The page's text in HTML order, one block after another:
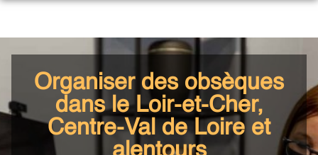
Aller
contenu
ORGANISER DES OBSÈQUES
DÉMARCHES POST OBSÈQUES
SERVICES AUX FAMILLES AVANT/APRÈS
PRÉVOYANCE
PRÉVOIR SES OBSÈQUES
DEMANDE DE DEVIS PRÉVOYANCE
MARBRERIE
MONUMENTS FUNÉRAIRES
NOS AGENCES
ESPACES HOMMAGES
Organiser des obsèques
dans le Loir-et-Cher,
Centre-Val de Loire et